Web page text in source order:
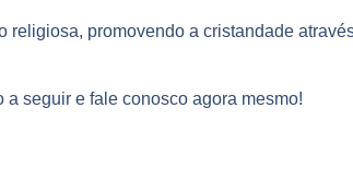
religiosa, promovendo a cristandade
seguir e fale conosco agora mesmo!